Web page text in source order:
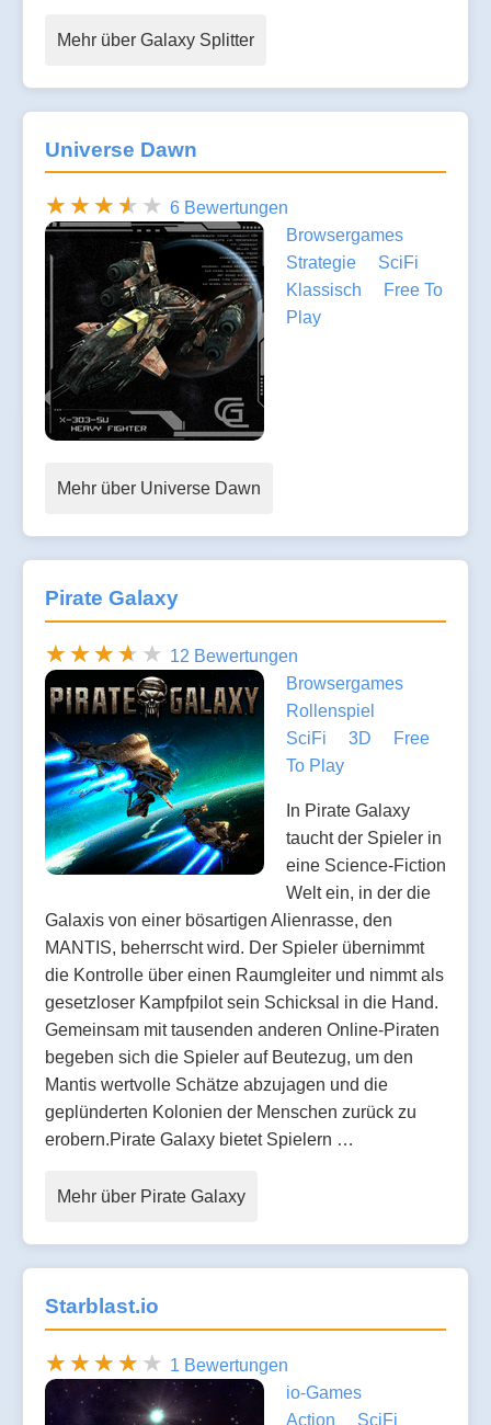
Mehr über Galaxy Splitter
Universe Dawn
6 Bewertungen
Browsergames
Strategie
SciFi
Klassisch
Free To
Play
Mehr über Universe Dawn
Pirate Galaxy
12 Bewertungen
Browsergames
Rollenspiel
SciFi
3D
Free
To Play
In Pirate Galaxy
taucht der Spieler in
eine Science-Fiction
Welt ein, in der die
Galaxis von einer bösartigen Alienrasse, den
MANTIS, beherrscht wird. Der Spieler übernimmt
die Kontrolle über einen Raumgleiter und nimmt als
gesetzloser Kampfpilot sein Schicksal in die Hand.
Gemeinsam mit tausenden anderen Online-Piraten
begeben sich die Spieler auf Beutezug, um den
Mantis wertvolle Schätze abzujagen und die
geplünderten Kolonien der Menschen zurück zu
erobern.Pirate Galaxy bietet Spielern …
Mehr über Pirate Galaxy
Starblast.io
1 Bewertungen
io-Games
Action
SciFi